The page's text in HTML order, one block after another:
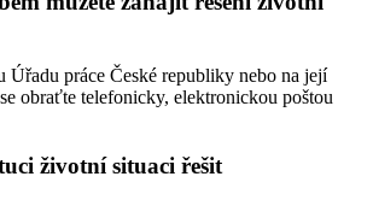
Úřadu práce České republiky nebo na její
obraťte telefonicky, elektronickou poštou
životní situaci řešit